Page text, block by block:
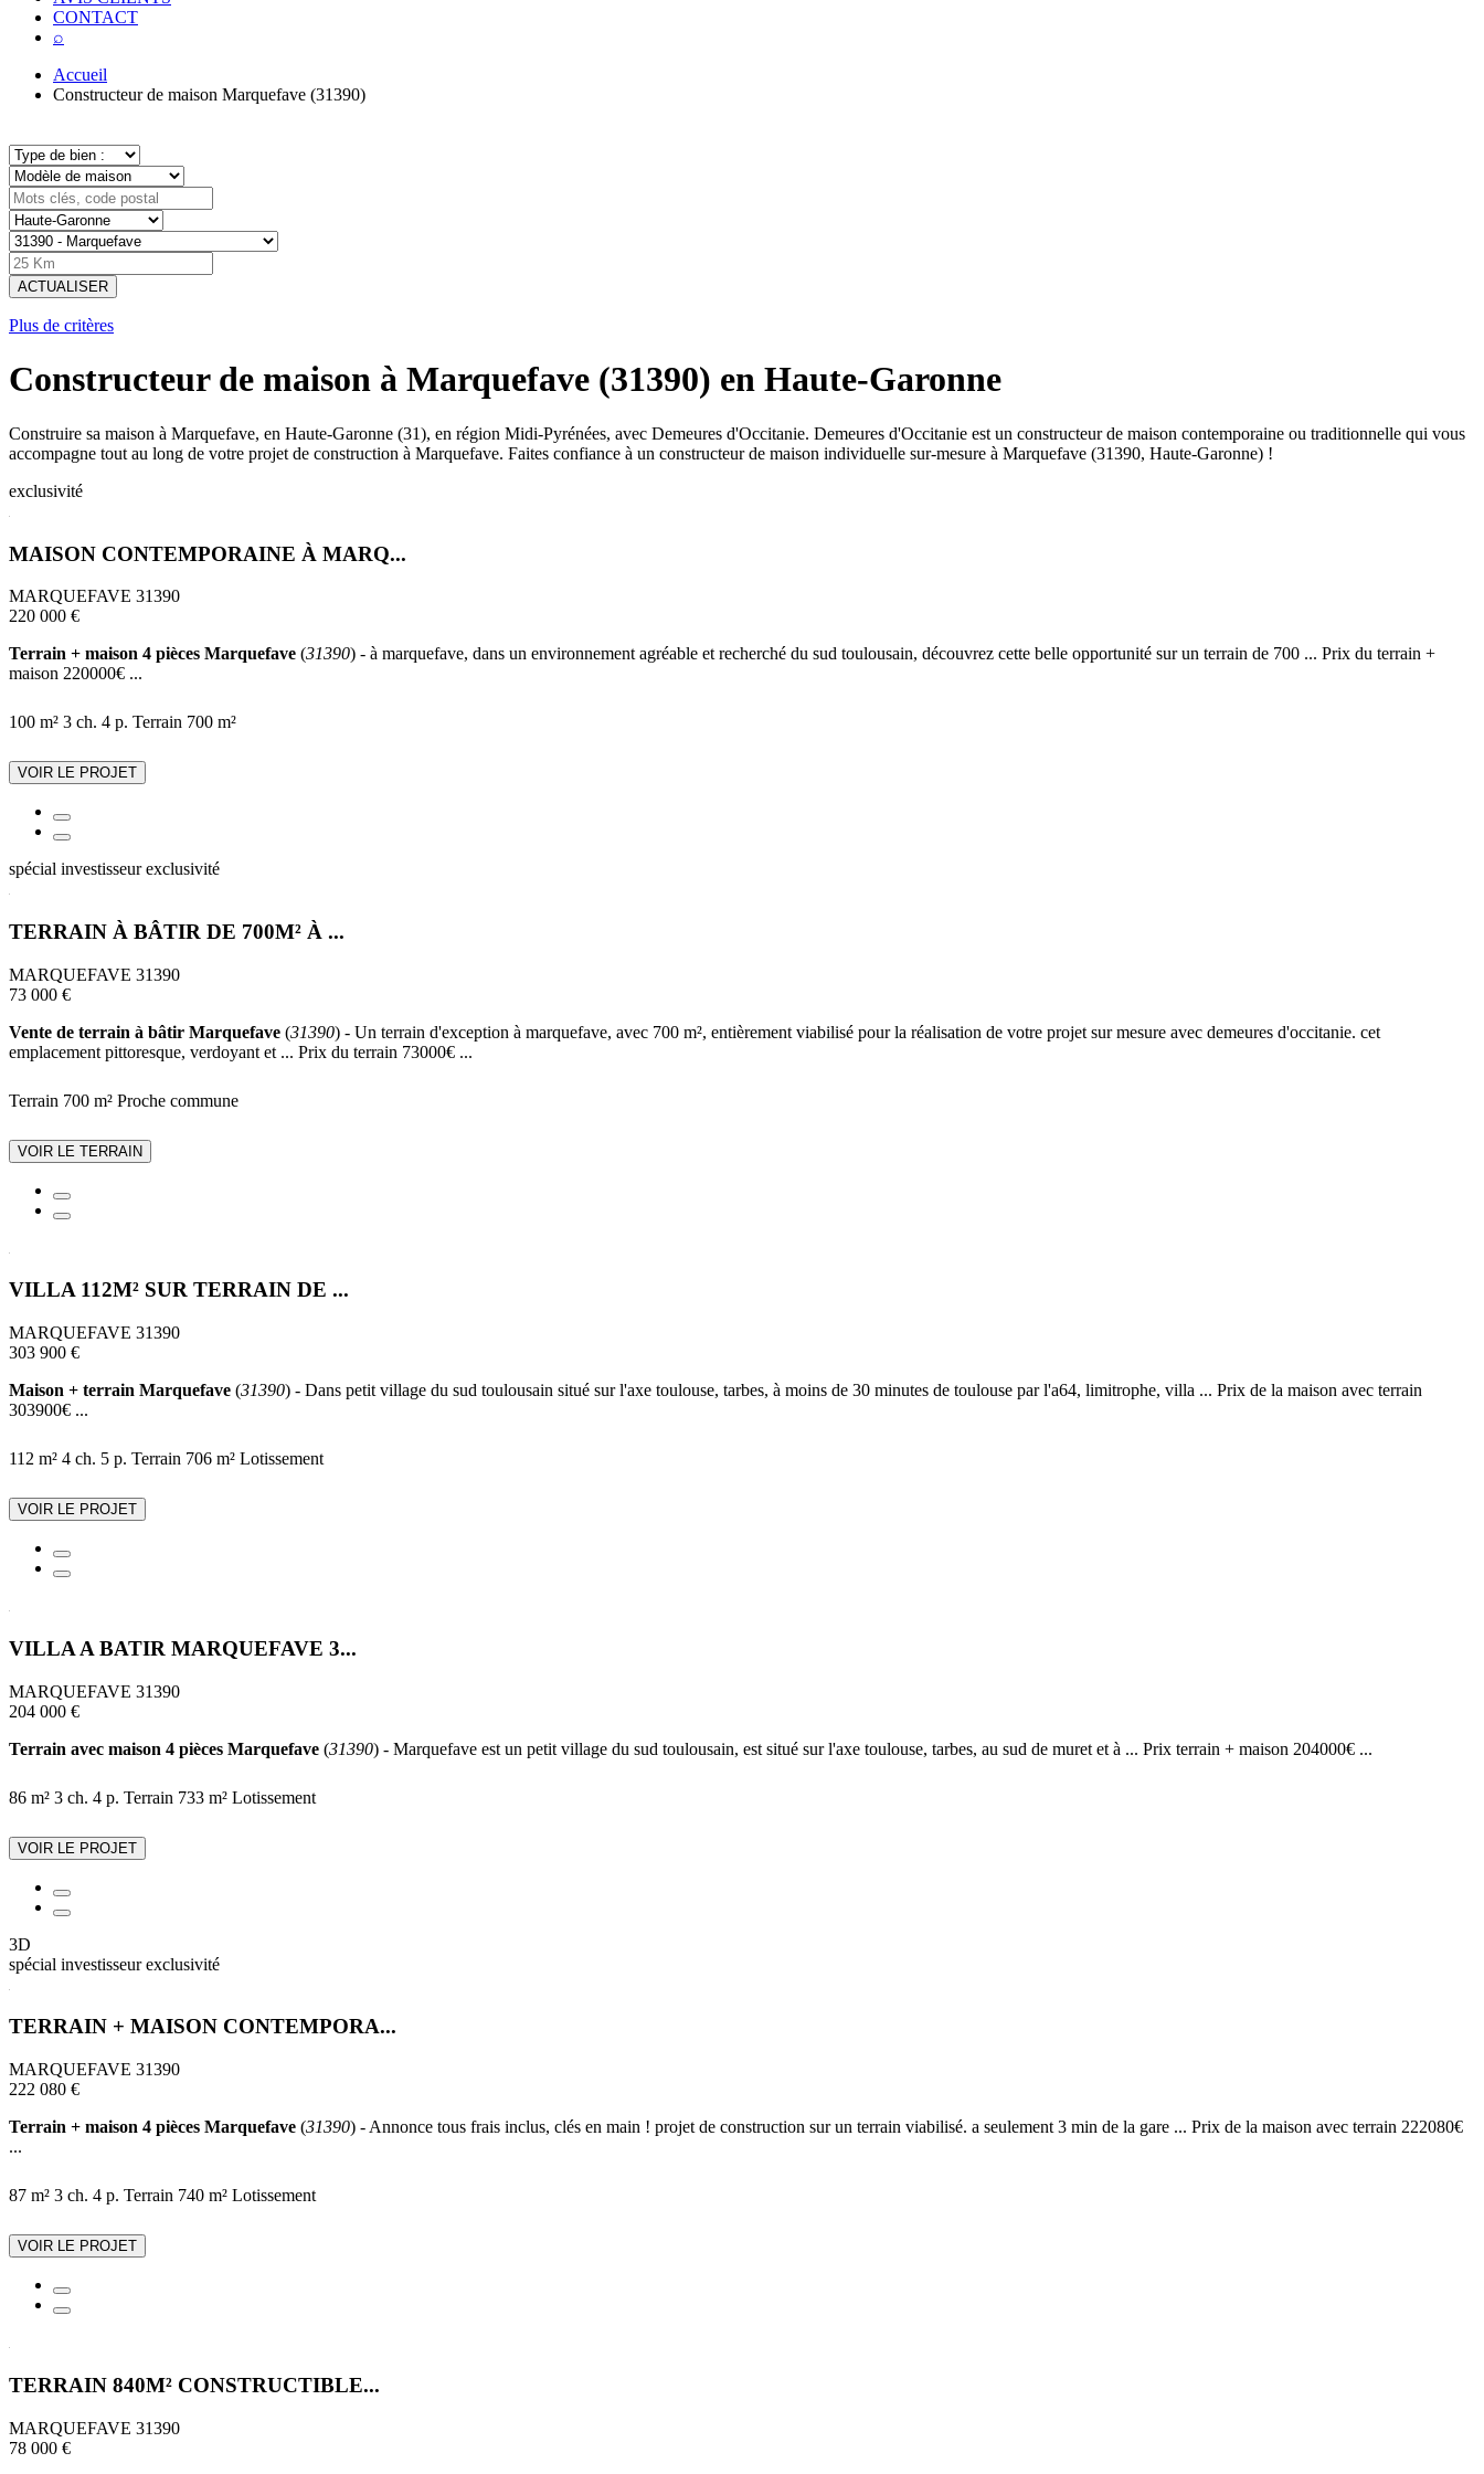
CONTACT
⌕
Accueil
Constructeur de maison Marquefave (31390)
ACTUALISER
Plus de critères
Constructeur de maison à Marquefave (31390) en Haute-Garonne
Construire sa maison à Marquefave, en Haute-Garonne (31), en région Midi-Pyrénées, avec Demeures d'Occitanie. Demeures d'Occitanie est un constructeur de maison contemporaine ou traditionnelle qui vous
accompagne tout au long de votre projet de construction à Marquefave. Faites confiance à un constructeur de maison individuelle sur-mesure à Marquefave (31390, Haute-Garonne) !
exclusivité
MAISON CONTEMPORAINE À MARQ...
MARQUEFAVE 31390
220 000 €
Terrain + maison 4 pièces Marquefave (31390) - à marquefave, dans un environnement agréable et recherché du sud toulousain, découvrez cette belle opportunité sur un terrain de 700 ... Prix du terrain +
maison 220000€ ...
100 m² 3 ch. 4 p. Terrain 700 m²
VOIR LE PROJET
spécial investisseur exclusivité
TERRAIN À BÂTIR DE 700M² À ...
MARQUEFAVE 31390
73 000 €
Vente de terrain à bâtir Marquefave (31390) - Un terrain d'exception à marquefave, avec 700 m², entièrement viabilisé pour la réalisation de votre projet sur mesure avec demeures d'occitanie. cet
emplacement pittoresque, verdoyant et ... Prix du terrain 73000€ ...
Terrain 700 m² Proche commune
VOIR LE TERRAIN
VILLA 112M² SUR TERRAIN DE ...
MARQUEFAVE 31390
303 900 €
Maison + terrain Marquefave (31390) - Dans petit village du sud toulousain situé sur l'axe toulouse, tarbes, à moins de 30 minutes de toulouse par l'a64, limitrophe, villa ... Prix de la maison avec terrain
303900€ ...
112 m² 4 ch. 5 p. Terrain 706 m² Lotissement
VOIR LE PROJET
VILLA A BATIR MARQUEFAVE 3...
MARQUEFAVE 31390
204 000 €
Terrain avec maison 4 pièces Marquefave (31390) - Marquefave est un petit village du sud toulousain, est situé sur l'axe toulouse, tarbes, au sud de muret et à ... Prix terrain + maison 204000€ ...
86 m² 3 ch. 4 p. Terrain 733 m² Lotissement
VOIR LE PROJET
3D
spécial investisseur exclusivité
TERRAIN + MAISON CONTEMPORA...
MARQUEFAVE 31390
222 080 €
Terrain + maison 4 pièces Marquefave (31390) - Annonce tous frais inclus, clés en main ! projet de construction sur un terrain viabilisé. a seulement 3 min de la gare ... Prix de la maison avec terrain 222080€
...
87 m² 3 ch. 4 p. Terrain 740 m² Lotissement
VOIR LE PROJET
TERRAIN 840M² CONSTRUCTIBLE...
MARQUEFAVE 31390
78 000 €